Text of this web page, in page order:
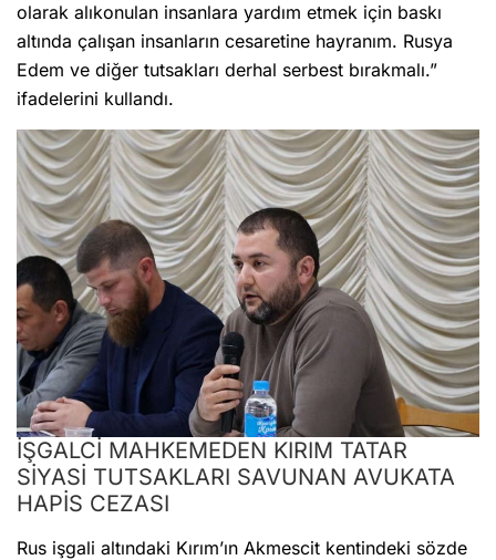
olarak alıkonulan insanlara yardım etmek için baskı
altında çalışan insanların cesaretine hayranım. Rusya
Edem ve diğer tutsakları derhal serbest bırakmalı.”
ifadelerini kullandı.
İŞGALCİ MAHKEMEDEN KIRIM TATAR
SİYASİ TUTSAKLARI SAVUNAN AVUKATA
HAPİS CEZASI
Rus işgali altındaki Kırım’ın Akmescit kentindeki sözde